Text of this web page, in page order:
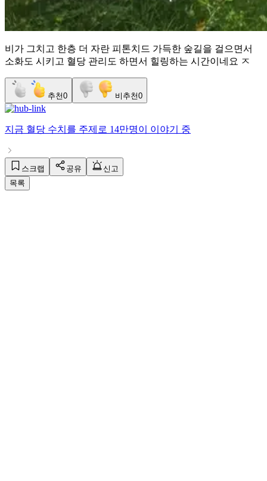
비가 그치고 한층 더 자란 피톤치드 가득한 숲길을 걸으면서
소화도 시키고 혈당 관리도 하면서 힐링하는 시간이네요 ㅈ
추천0 비추천0
지금 혈당 수치 를 주제로 14만명이 이야기 중
스크랩 공유
신고
목록